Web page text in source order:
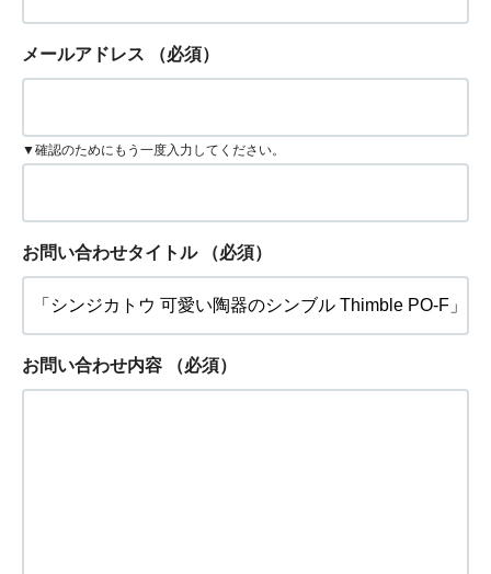
メールアドレス （必須）
▼確認のためにもう一度入力してください。
お問い合わせタイトル （必須）
お問い合わせ内容 （必須）